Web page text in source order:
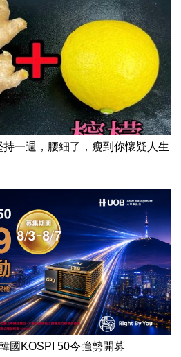
一週，腰細了，瘦到你懷疑人生
國KOSPI 50今強勢開募